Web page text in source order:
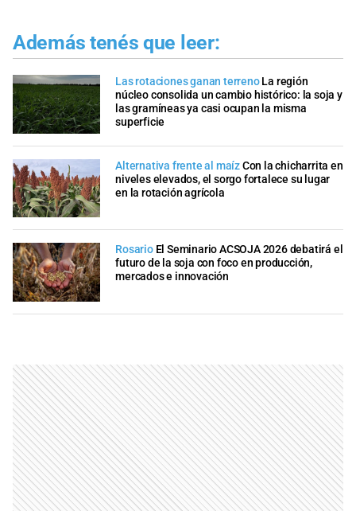
Además tenés que leer:
Las rotaciones ganan terreno La región
núcleo consolida un cambio histórico: la soja y
las gramíneas ya casi ocupan la misma
superficie
Alternativa frente al maízCon la chicharrita en
niveles elevados, el sorgo fortalece su lugar
en la rotación agrícola
Rosario El Seminario ACSOJA 2026 debatirá el
futuro de la soja con foco en producción,
mercados e innovación